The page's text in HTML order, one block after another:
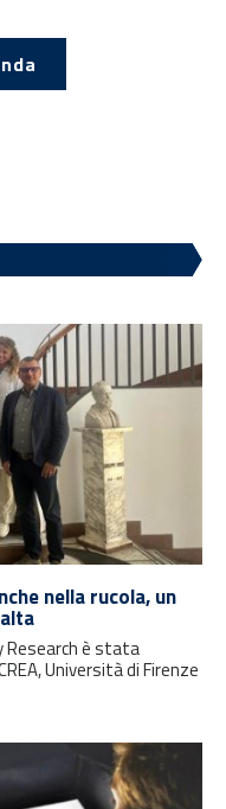
nella rucola, un
Research è stata
Università di Firenze